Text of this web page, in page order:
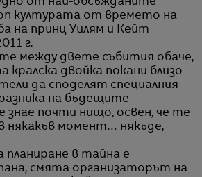
от най-обсъжданите
културата от времето на
на принц Уилям и Кейт
г.
между двете събития обаче,
кралска двойка покани близо
да споделят специалния
на бъдещите
знае почти нищо, освен, чe те
момент… някъде,
в тайна е
смята организаторът на